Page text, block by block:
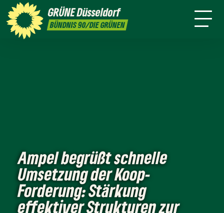
GRÜNEDüsseldorf
BÜNDNIS 90/DIE GRÜNEN
GRÜNFUNK Presse
Stadtbezirke Termine Mitmachen
Ampel begrüßt schnelle
Umsetzung der Koop-
Forderung: Stärkung
effektiver Strukturen zur